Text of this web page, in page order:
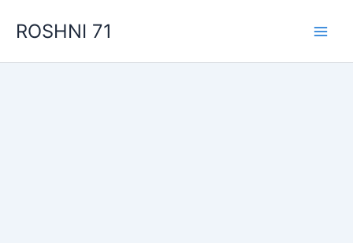
ROSHNI 71